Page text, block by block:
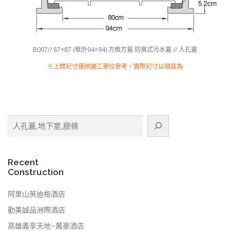
B007// 87×87 (框外94×94) 方框方蓋 防臭式污水蓋 // 人孔蓋
※上標尺寸僅供施工單位參考，實際尺寸以現貨為
Recent
Construction
阿里山英迪格酒店
勤美誠品洲際酒店
高雄義享天地~萬豪酒店